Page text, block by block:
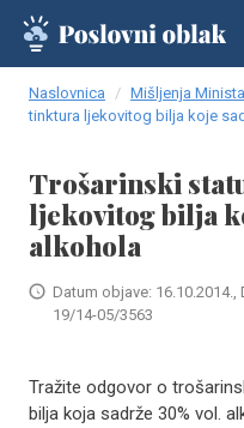
Naslovnica Mišljenja
tinktura ljekovitog bilja koje
Trošarinski
ljekovitog bilja
alkohola
Datum objave: 16.10.2014.,
19/14-05/3563
Tražite odgovor o
bilja koja sadrže 30% vol.